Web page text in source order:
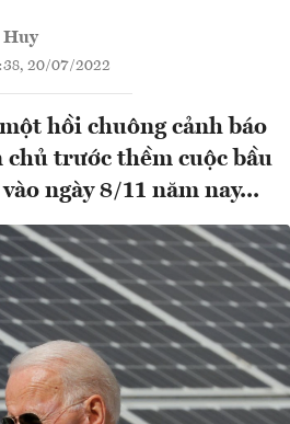
Huy
20/07/2022
hồi chuông cảnh báo
trước thềm cuộc bầu
ngày 8/11 năm nay...